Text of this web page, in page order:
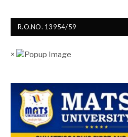
R.O.NO. 13954/59
×